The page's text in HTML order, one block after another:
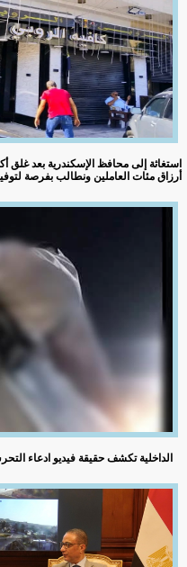
أرزاق مئات العاملين ونطالب بفرصة
الداخلية تكشف حقيقة فيديو ادعاء